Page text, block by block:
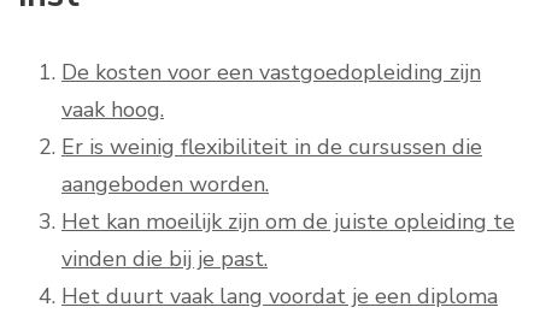
De kosten voor een vastgoedopleiding zijn
vaak hoog.
Er is weinig flexibiliteit in de cursussen die
aangeboden worden.
Het kan moeilijk zijn om de juiste opleiding te
vinden die bij je past.
Het duurt vaak lang voordat je een diploma